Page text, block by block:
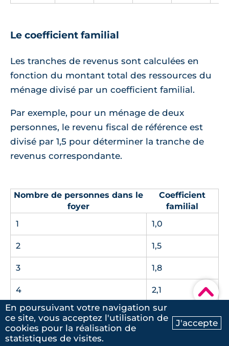
Ma recherche Contactez-nous
▾
Le coefficient familial
Les tranches de revenus sont calculées en
fonction du montant total des ressources du
ménage divisé par un coefficient familial.
Par exemple, pour un ménage de deux
personnes, le revenu fiscal de référence est
divisé par 1,5 pour déterminer la tranche de
revenus correspondante.
Nombre de personnes dans le
foyer
Coefficient
familial
1
1,0
2 1,5
3 1,8
4 2,1
5 2,4
6
En poursuivant votre navigation sur
ce site, vous acceptez l'utilisation de
cookies pour la réalisation de
statistiques de visites.
J'accepte